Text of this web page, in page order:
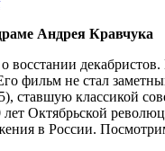
Андрея Кравчука
фильм не стал
ставшую классикой
Октябрьской
в России.